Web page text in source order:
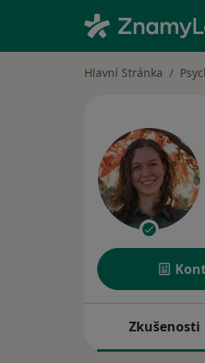
Hlavní Stránka
Zkušenosti